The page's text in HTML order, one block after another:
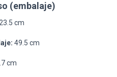
(embalaje)
cm
49.5 cm
cm